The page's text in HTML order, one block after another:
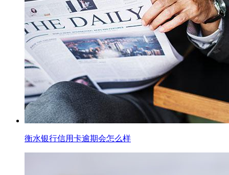
衡水银行信用卡逾期会怎么样